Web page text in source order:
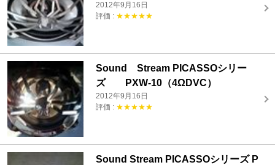
2012年9月16日
評価 : ★★★★★
Sound Stream PICASSOシリー
ズ PXW-10（4ΩDVC）
2012年9月16日
評価 : ★★★★★
Sound Stream PICASSOシリーズ P